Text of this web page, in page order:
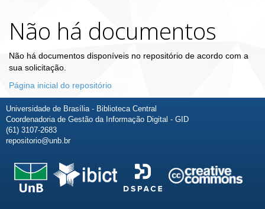
Não há documentos
Não há documentos disponíveis no repositório de acordo com a
sua solicitação.
Página inicial do repositório
Universidade de Brasília - Biblioteca Central
Coordenadoria de Gestão da Informação Digital - GID
(61) 3107-2683
repositorio@unb.br